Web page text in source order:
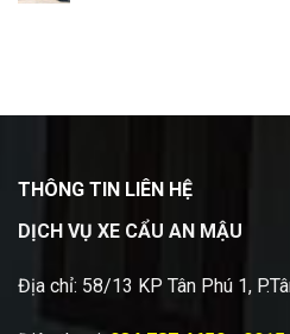
THÔNG TIN LIÊN HỆ
DỊCH VỤ XE CẨU AN MẬU
Địa chỉ: 58/13 KP Tân Phú 1,